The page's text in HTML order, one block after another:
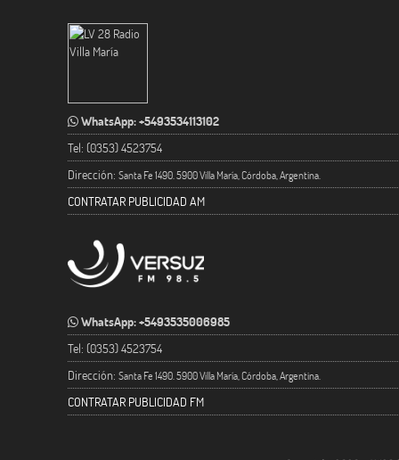
WhatsApp: +5493534113102
Tel: (0353) 4523754
Dirección: Santa Fe 1490. 5900 Villa María, Córdoba, Argentina.
CONTRATAR PUBLICIDAD AM
WhatsApp: +5493535006985
Tel: (0353) 4523754
Dirección: Santa Fe 1490. 5900 Villa María, Córdoba, Argentina.
CONTRATAR PUBLICIDAD FM